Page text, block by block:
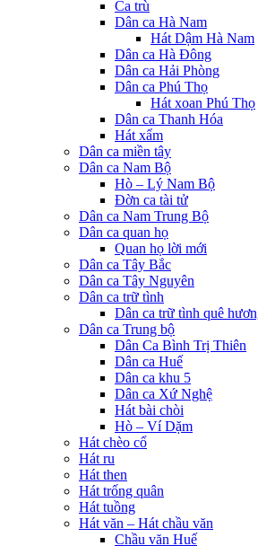
Ca trù
Dân ca Hà Nam
Hát Dậm Hà Nam
Dân ca Hà Đông
Dân ca Hải Phòng
Dân ca Phú Thọ
Hát xoan Phú Thọ
Dân ca Thanh Hóa
Hát xẩm
Dân ca miền tây
Dân ca Nam Bộ
Hò – Lý Nam Bộ
Đờn ca tài tử
Dân ca Nam Trung Bộ
Dân ca quan họ
Quan họ lời mới
Dân ca Tây Bắc
Dân ca Tây Nguyên
Dân ca trữ tình
Dân ca trữ tình quê
Dân ca Trung bộ
Dân Ca Bình Trị Thiên
Dân ca Huế
Dân ca khu 5
Dân ca Xứ Nghệ
Hát bài chòi
Hò – Ví Dặm
Hát chèo cổ
Hát ru
Hát then
Hát trống quân
Hát tuồng
Hát văn – Hát chầu văn
Chầu văn Huế